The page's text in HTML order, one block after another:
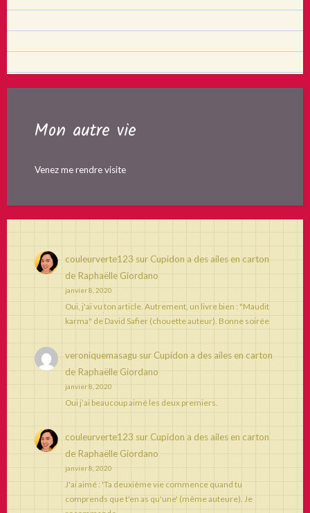
Mon autre vie
Venez me rendre visite
couleurverte123 sur Cupidon a des ailes en carton
de Raphaëlle Giordano
janvier 8, 2020
Oui, j'ai vu ton article. Autrement, un livre bien : "Maudit
karma" de David Safier (chouette auteur). Bonne soirée
veroniquemasagu sur Cupidon a des ailes en carton
de Raphaëlle Giordano
janvier 8, 2020
Oui j’ai beaucoup aimé les deux premiers.
couleurverte123 sur Cupidon a des ailes en carton
de Raphaëlle Giordano
janvier 8, 2020
J'ai aimé : 'Ta deuxième vie commence quand tu
comprends que t'en as qu'une' (même auteure). Je